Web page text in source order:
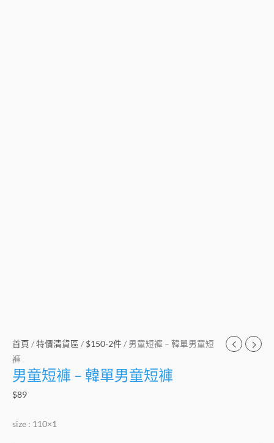
首頁 /特價清貨區 / $150-2件 / 男童短褲 – 韓單男童短
褲
男童短褲 – 韓單男童短褲
$89
size : 110×1